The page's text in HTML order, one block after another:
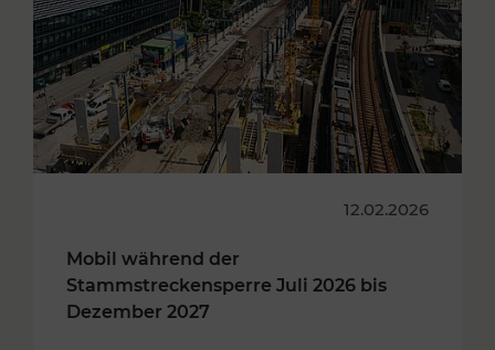
12.02.2026
Mobil während der
Stammstreckensperre Juli 2026 bis
Dezember 2027